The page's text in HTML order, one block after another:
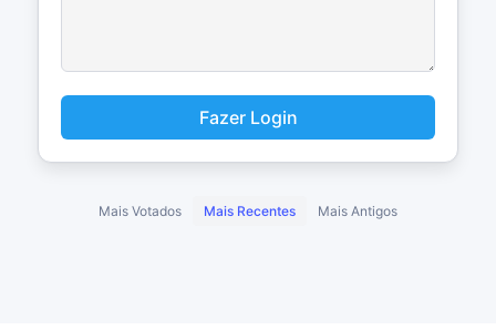
Fazer Login
Mais Votados Mais Recentes Mais Antigos